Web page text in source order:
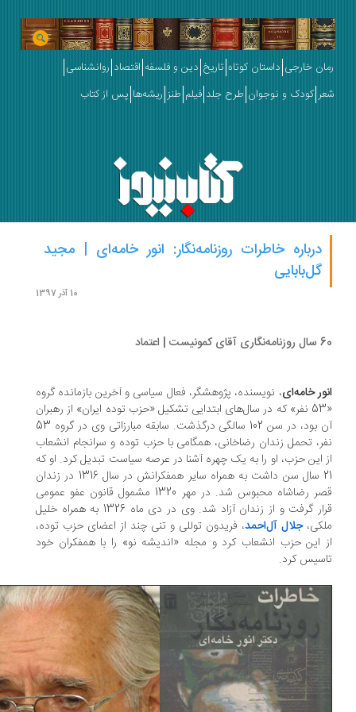
خارجی داستان کوتاه تاریخ دین و فلسفه اقتصاد روانشناسی
کودک و نوجوان طرح جلد فیلم طنز ریشه‌ها پس از کتاب
درباره خاطرات روزنامه‌نگار: انور خامه‌ای | مجید
گل‌بابایی
خامه‌ای، نویسنده، پژوهشگر، فعال سیاسی و آخرین بازمانده‌ گروه
«53 نفر» که در سال‌های ابتدایی تشکیل «حزب توده‌ ایران» از رهبران
آن بود، در سن 102 سالگی درگذشت. سابقه مبارزاتی وی در گروه 53
تحمل زندان رضاخانی، همگامی با حزب توده و سرانجام انشعاب
این حزب، او را به یک چهره آشنا در عرصه سیاست تبدیل کرد. او که
21 سال سن داشت به همراه سایر همفکرانش در سال 1316 در زندان
قصر رضاشاه محبوس شد. در مهر 1320 مشمول قانون عفو عمومی
قرار گرفت و از زندان آزاد شد. وی در دی ‌ماه 1326 به همراه خلیل
جلال آل‌احمد، فریدون توللی و تنی چند از اعضای حزب توده،
این حزب انشعاب کرد و مجله‌ «اندیشه نو» را با همفکران خود
کرد.